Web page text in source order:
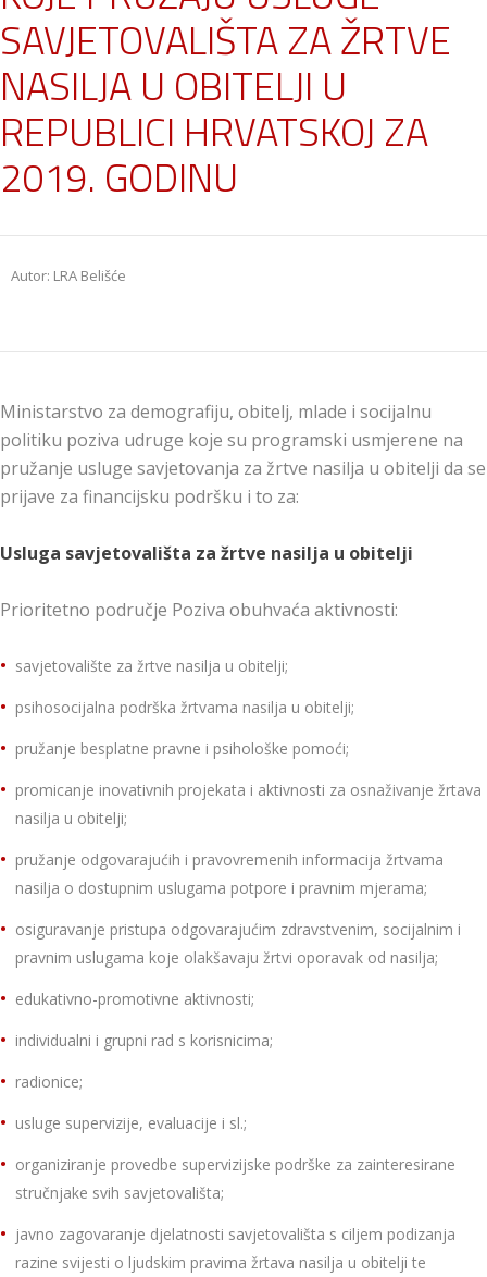
SAVJETOVALIŠTA ZA ŽRTVE
NASILJA U OBITELJI U
REPUBLICI HRVATSKOJ ZA
2019. GODINU
Autor: LRA Belišće
Ministarstvo za demografiju, obitelj, mlade i socijalnu
politiku poziva udruge koje su programski usmjerene na
pružanje usluge savjetovanja za žrtve nasilja u obitelji da se
prijave za financijsku podršku i to za:
Usluga savjetovališta za žrtve nasilja u obitelji
Prioritetno područje Poziva obuhvaća aktivnosti:
savjetovalište za žrtve nasilja u obitelji;
psihosocijalna podrška žrtvama nasilja u obitelji;
pružanje besplatne pravne i psihološke pomoći;
promicanje inovativnih projekata i aktivnosti za osnaživanje žrtava
nasilja u obitelji;
pružanje odgovarajućih i pravovremenih informacija žrtvama
nasilja o dostupnim uslugama potpore i pravnim mjerama;
osiguravanje pristupa odgovarajućim zdravstvenim, socijalnim i
pravnim uslugama koje olakšavaju žrtvi oporavak od nasilja;
edukativno-promotivne aktivnosti;
individualni i grupni rad s korisnicima;
radionice;
usluge supervizije, evaluacije i sl.;
organiziranje provedbe supervizijske podrške za zainteresirane
stručnjake svih savjetovališta;
javno zagovaranje djelatnosti savjetovališta s ciljem podizanja
razine svijesti o ljudskim pravima žrtava nasilja u obitelji te